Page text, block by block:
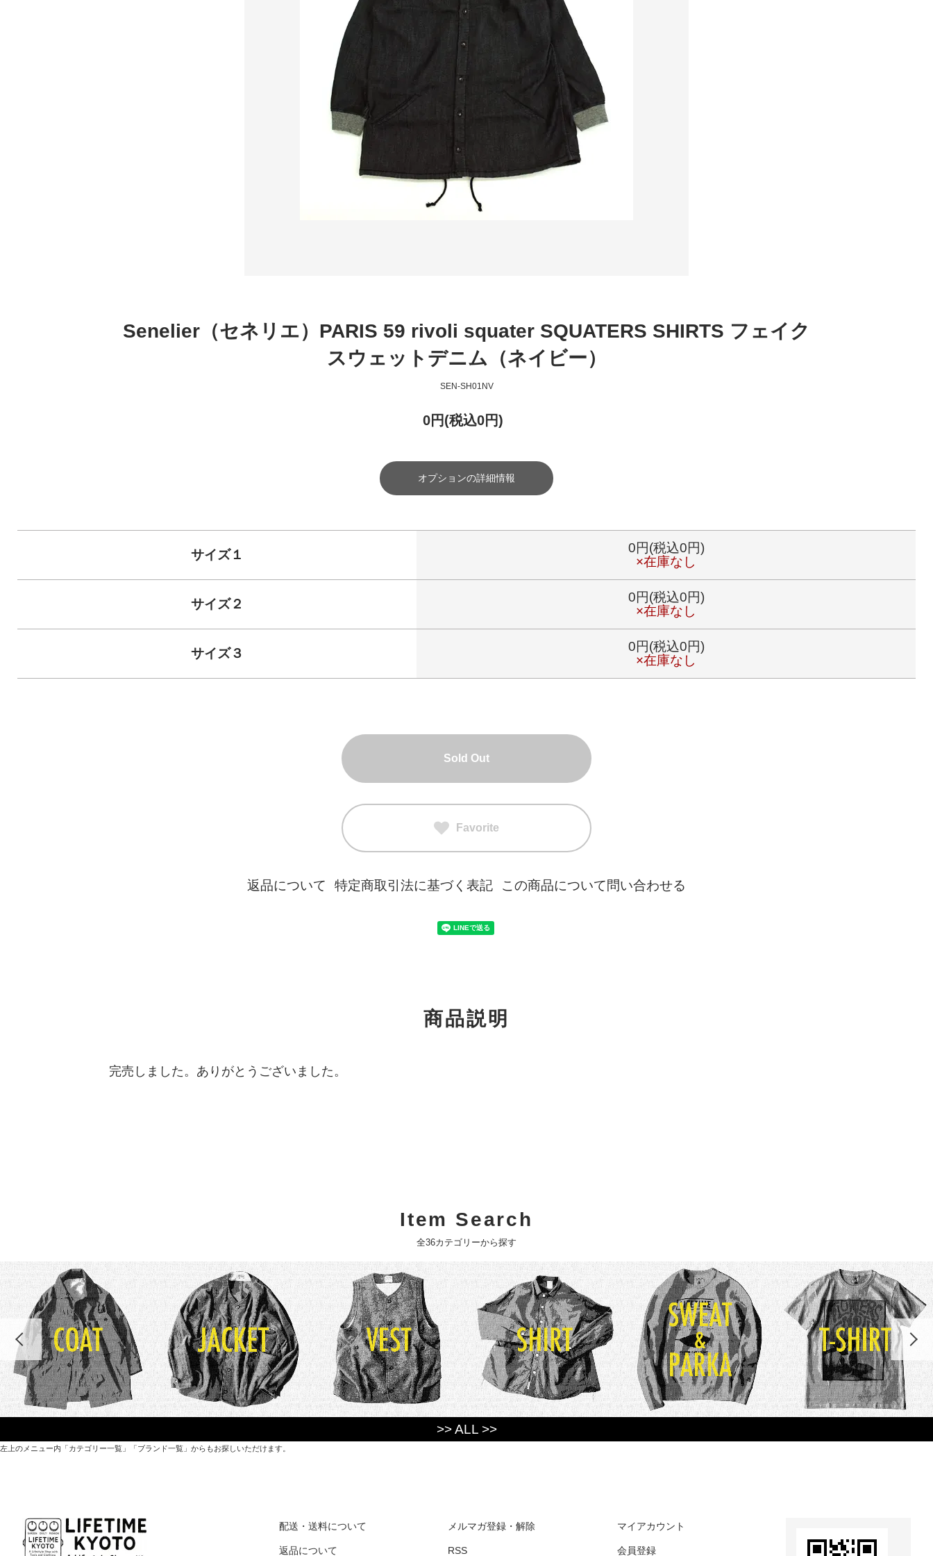
Senelier（セネリエ）PARIS 59 rivoli squater SQUATERS SHIRTS フェイク
スウェットデニム（ネイビー）
SEN-SH01NV
0円(税込0円)
オプションの詳細情報
サイズ１
0円(税込0円)
×在庫なし
サイズ２
0円(税込0円)
×在庫なし
サイズ３
0円(税込0円)
×在庫なし
Sold Out
Favorite
返品について 特定商取引法に基づく表記 この商品について問い合わせる
商品説明
完売しました。ありがとうございました。
Item Search
全36カテゴリーから探す
>> ALL >>
左上のメニュー内「カテゴリー一覧」「ブランド一覧」からもお探しいただけます。
オリジナルを含むファッションアイテムが中心の
京都・紫野にあるライフスタイルショップです。
配送・送料について
返品について
メルマガ登録・解除
RSS
マイアカウント
会員登録